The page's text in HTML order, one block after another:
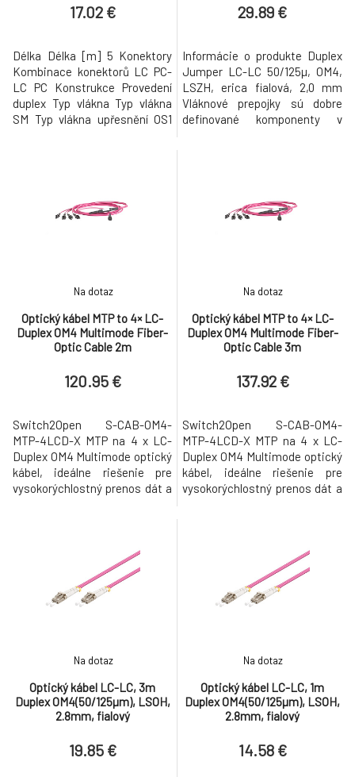
17.02 €
Délka Délka [m] 5 Konektory
Kombinace konektorů LC PC-
LC PC Konstrukce Provedení
duplex Typ vlákna Typ vlákna
SM Typ vlákna upřesnění OS1
vlákna LSOH duplex 2x 2,8mm
29.89 €
Informácie o produkte Duplex
Jumper LC-LC 50/125µ, OM4,
LSZH, erica fialová, 2,0 mm
Vláknové prepojky sú dobre
definované komponenty v
vytvoreným za posledných 25
rokov bola vyvinutá aj široká
Optický kábel MTP to 4× LC-
Duplex OM4 Multimode Fiber-
Optic Cable 2m
Na dotaz
120.95 €
Switch2Open S-CAB-OM4-
MTP-4LCD-X MTP na 4 x LC-
Duplex OM4 Multimode optický
kábel, ideálne riešenie pre
vysokorýchlostný prenos dát a
zabezpečil bezproblémový a
efektívny výkon v širokej škále
sieťových prostredí. Kábel má
MTP konektor na jednom konci
Optický kábel MTP to 4× LC-
Duplex OM4 Multimode Fiber-
Optic Cable 3m
Na dotaz
137.92 €
Switch2Open S-CAB-OM4-
MTP-4LCD-X MTP na 4 x LC-
Duplex OM4 Multimode optický
kábel, ideálne riešenie pre
vysokorýchlostný prenos dát a
zabezpečil bezproblémový a
efektívny výkon v širokej škále
sieťových prostredí. Kábel má
MTP konektor na jednom konci
Optický kábel LC-LC, 3m
Duplex OM4(50/125µm), LSOH,
2.8mm, fialový
Na dotaz
19.85 €
Optický kábel LC-LC, 1m
Duplex OM4(50/125µm), LSOH,
2.8mm, fialový
Na dotaz
14.58 €